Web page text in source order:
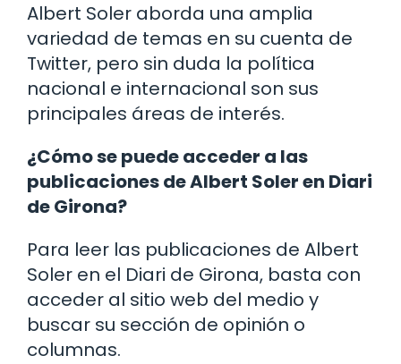
Albert Soler aborda una amplia
variedad de temas en su cuenta de
Twitter, pero sin duda la política
nacional e internacional son sus
principales áreas de interés.
¿Cómo se puede acceder a las
publicaciones de Albert Soler en Diari
de Girona?
Para leer las publicaciones de Albert
Soler en el Diari de Girona, basta con
acceder al sitio web del medio y
buscar su sección de opinión o
columnas.